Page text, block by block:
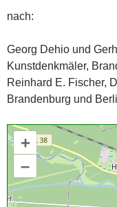
nach:
Georg Dehio und
Kunstdenkmäler,
Reinhard E. Fischer,
Brandenburg und
+
–